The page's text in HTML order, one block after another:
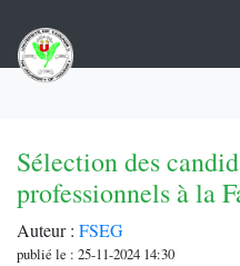
Sélection des
professionnels à la
Auteur : FSEG
publié le : 25-11-2024 14:30